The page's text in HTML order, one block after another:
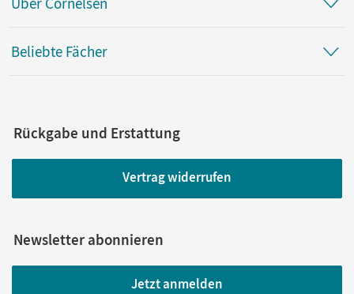
Beliebte Fächer
Rückgabe und Erstattung
Vertrag widerrufen
Newsletter abonnieren
Jetzt anmelden